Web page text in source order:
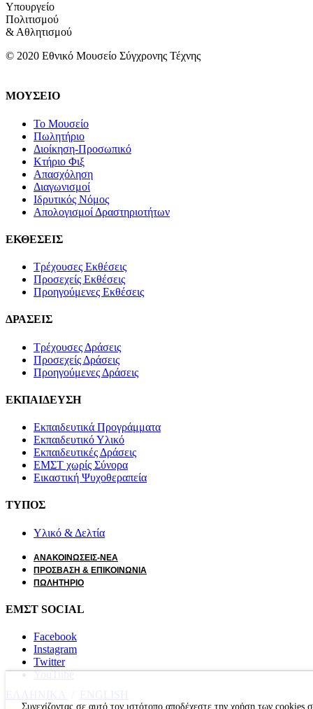
Υπουργείο
Πολιτισμού
& Αθλητισμού
© 2020 Εθνικό Μουσείο Σύγχρονης Τέχνης
ΜΟΥΣΕΙΟ
Το Μουσείο
Πωλητήριο
Διοίκηση-Προσωπικό
Κτήριο Φιξ
Απασχόληση
Διαγωνισμοί
Ιδρυτικός Νόμος
Απολογισμοί Δραστηριοτήτων
ΕΚΘΕΣΕΙΣ
Τρέχουσες Εκθέσεις
Προσεχείς Εκθέσεις
Προηγούμενες Εκθέσεις
ΔΡΑΣΕΙΣ
Τρέχουσες Δράσεις
Προσεχείς Δράσεις
Προηγούμενες Δράσεις
ΕΚΠΑΙΔΕΥΣΗ
Εκπαιδευτικά Προγράμματα
Εκπαιδευτικό Υλικό
Εκπαιδευτικές Δράσεις
ΕΜΣΤ χωρίς Σύνορα
Εικαστική Ψυχοθεραπεία
ΤΥΠΟΣ
Υλικό & Δελτία
ΑΝΑΚΟΙΝΩΣΕΙΣ-ΝΕΑ
ΠΡΟΣΒΑΣΗ & ΕΠΙΚΟΙΝΩΝΙΑ
ΠΩΛΗΤΗΡΙΟ
ΕΜΣΤ SOCIAL
Facebook
Instagram
Twitter
YouTube
Συνεχίζοντας σε αυτό τον ιστότοπο αποδέχεστε την χρήση των cookies